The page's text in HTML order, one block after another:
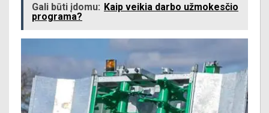
Gali būti įdomu: Kaip veikia darbo užmokesčio
programa?